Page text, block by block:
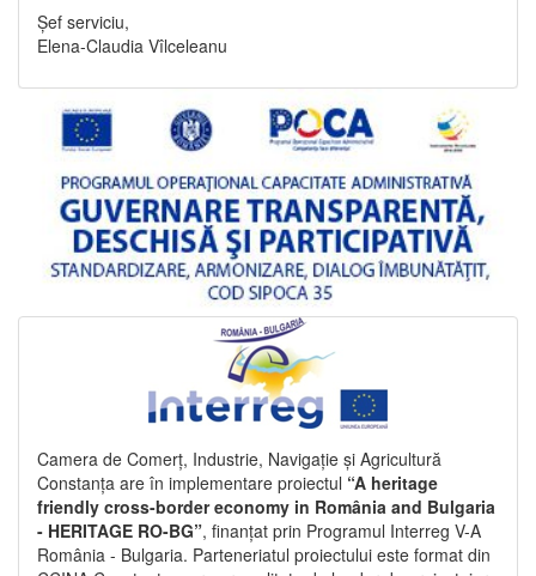
Șef serviciu,
Elena-Claudia Vîlceleanu
Camera de Comerț, Industrie, Navigație și Agricultură
Constanța are în implementare proiectul “A heritage
friendly cross-border economy in România and Bulgaria
- HERITAGE RO-BG”, finanțat prin Programul Interreg V-A
România - Bulgaria. Parteneriatul proiectului este format din